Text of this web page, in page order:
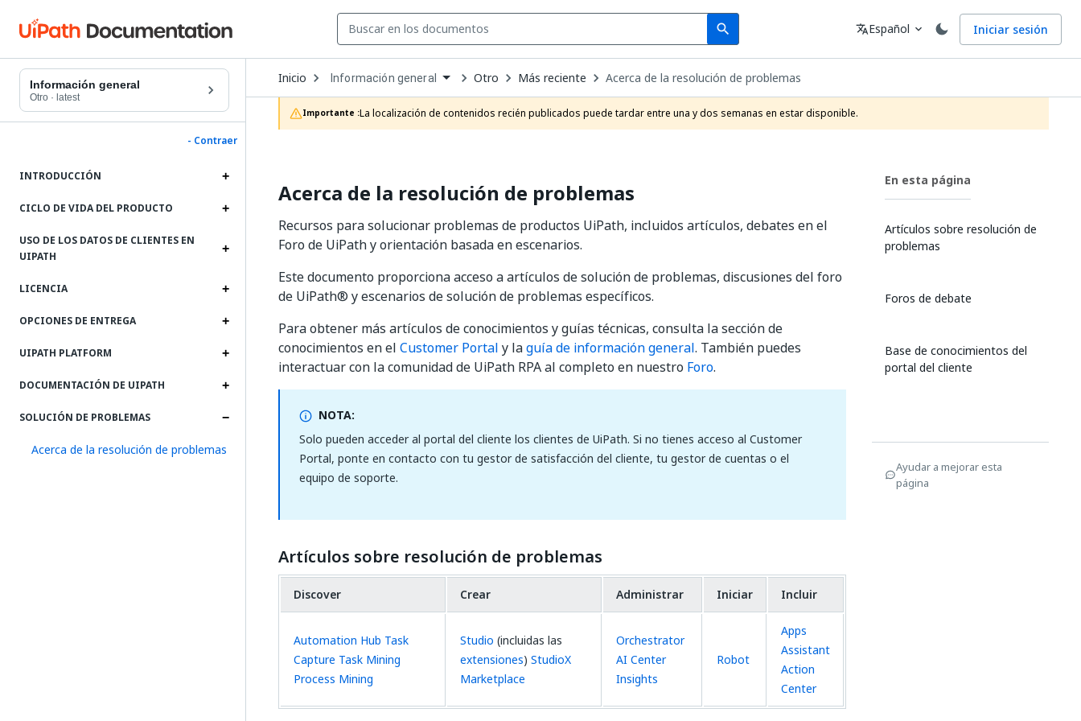
search
Search Idioma
translateEspañol expand_more Iniciar sesión
Información general
Otro · latest
- Contraer
INTRODUCCIÓN
CICLO DE VIDA DEL PRODUCTO
USO DE LOS DATOS DE CLIENTES EN
UIPATH
LICENCIA
OPCIONES DE ENTREGA
UIPATH PLATFORM
DOCUMENTACIÓN DE UIPATH
SOLUCIÓN DE PROBLEMAS
Acerca de la resolución de problemas
Inicio Open
Dropdown
to
choose
product
Información general Otro Más reciente Acerca de la resolución de problemas
Importante :La localización de contenidos recién publicados puede tardar entre una y dos semanas en estar disponible.
Acerca de la resolución de problemas
Recursos para solucionar problemas de productos UiPath, incluidos artículos, debates en el
Foro de UiPath y orientación basada en escenarios.
Este documento proporciona acceso a artículos de solución de problemas, discusiones del foro
de UiPath® y escenarios de solución de problemas específicos.
Para obtener más artículos de conocimientos y guías técnicas, consulta la sección de
conocimientos en el Customer Portal y laguía de información general. También puedes
interactuar con la comunidad de UiPath RPA al completo en nuestro Foro.
NOTA:
Solo pueden acceder al portal del cliente los clientes de UiPath. Si no tienes acceso al Customer
Portal, ponte en contacto con tu gestor de satisfacción del cliente, tu gestor de cuentas o el
equipo de soporte.
Artículos sobre resolución de problemas
Discover Crear Administrar Iniciar Incluir
Automation Hub Task
Capture Task Mining
Process Mining
Studio (incluidas las
extensiones) StudioX
Marketplace
Orchestrator
AI Center
Insights
Robot
Apps
Assistant
Action
Center
En esta página
Artículos sobre resolución de
problemas
Foros de debate
Base de conocimientos del
portal del cliente
Ayudar a mejorar esta
página